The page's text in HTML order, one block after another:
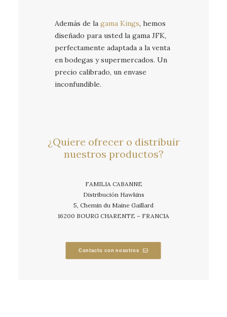
Además de la gama Kings, hemos
diseñado para usted la gama JFK,
perfectamente adaptada a la venta
en bodegas y supermercados. Un
precio calibrado, un envase
inconfundible.
¿Quiere ofrecer o distribuir
nuestros productos?
FAMILIA CABANNE
Distribución Hawkins
5, Chemin du Maine Gaillard
16200 BOURG CHARENTE – FRANCIA
Contacto con nosotros